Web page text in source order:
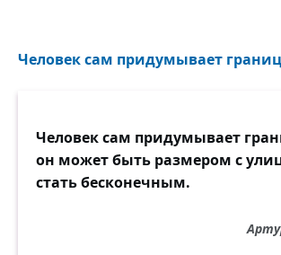
Человек сам придумывает
Человек сам придумывает
он может быть размером с
стать бесконечным.